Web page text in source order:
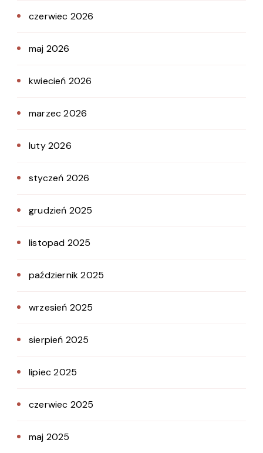
czerwiec 2026
maj 2026
kwiecień 2026
marzec 2026
luty 2026
styczeń 2026
grudzień 2025
listopad 2025
październik 2025
wrzesień 2025
sierpień 2025
lipiec 2025
czerwiec 2025
maj 2025